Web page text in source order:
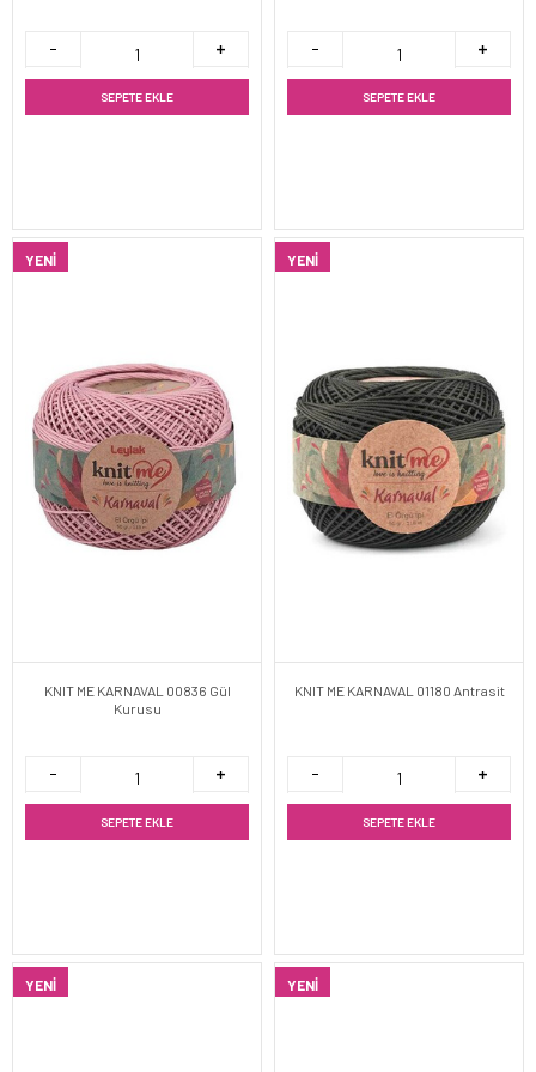
SEPETE EKLE SEPETE EKLE
YENI
KNIT ME KARNAVAL 00836 Gül
Kurusu
SEPETE EKLE
YENI
KNIT ME KARNAVAL 01180 Antrasit
SEPETE EKLE
YENI YENI